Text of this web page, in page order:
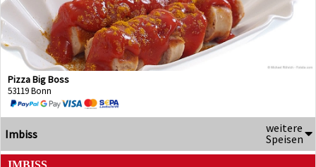
Pizza Big Boss
53119 Bonn
Imbiss
weitere
Speisen
IMBISS